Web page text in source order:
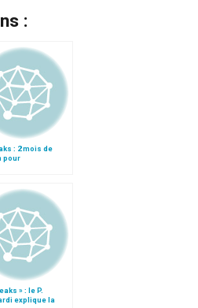
:
: 2 mois de
pour
» : le P.
explique la